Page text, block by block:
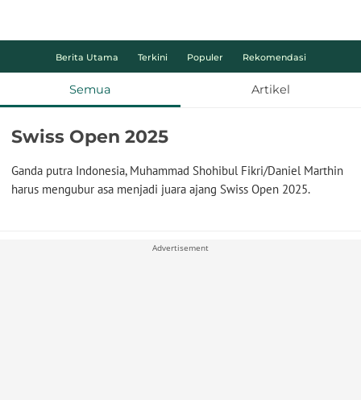
Berita Utama Terkini Populer Rekomendasi
Semua Artikel
Swiss Open 2025
Ganda putra Indonesia, Muhammad Shohibul Fikri/Daniel Marthin
harus mengubur asa menjadi juara ajang Swiss Open 2025.
Advertisement